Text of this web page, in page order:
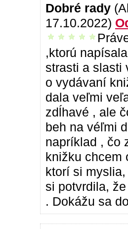
Dobré rady
17.10.2022)
vrelo odporúčam
,ktorú
strasti a slasti
o vydávaní
dala veľmi
zdĺhavé , ale
beh na véľmi
napríklad , čo
knižku chcem
ktorí si
si potvrdila,
. Dokážu sa